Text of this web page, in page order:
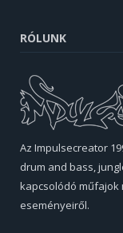
RÓLUNK
Az Impulsecreator
drum and bass,
kapcsolódó műfajok
eseményeiről.